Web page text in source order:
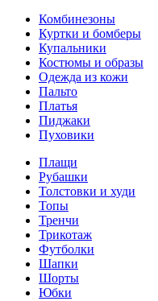
Комбинезоны
Куртки и бомберы
Купальники
Костюмы и образы
Одежда из кожи
Пальто
Платья
Пиджаки
Пуховики
Плащи
Рубашки
Толстовки и худи
Топы
Тренчи
Трикотаж
Футболки
Шапки
Шорты
Юбки